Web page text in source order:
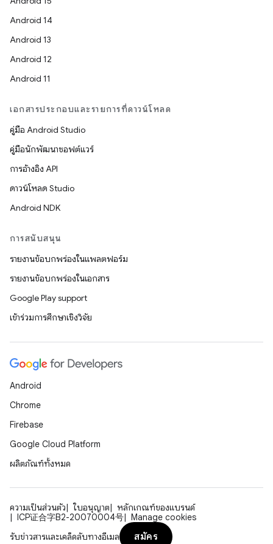
Android 14
Android 13
Android 12
Android 11
เอกสารประกอบและรายการที่ดาวน์โหลด
คู่มือ Android Studio
คู่มือนักพัฒนาซอฟต์แวร์
การอ้างอิง API
ดาวน์โหลด Studio
Android NDK
การสนับสนุน
รายงานข้อบกพร่องในแพลตฟอร์ม
รายงานข้อบกพร่องในเอกสาร
Google Play support
เข้าร่วมการศึกษาเชิงวิจัย
Android
Chrome
Firebase
Google Cloud Platform
ผลิตภัณฑ์ทั้งหมด
ความเป็นส่วนตัว ใบอนุญาต
หลักเกณฑ์ของแบรนด์
ICP证合字B2-20070004号
Manage cookies
รับข่าวสารและเคล็ดลับทางอีเมล
สมัคร